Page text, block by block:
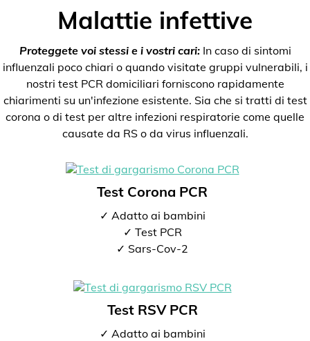
Malattie infettive
Proteggete voi stessi e i vostri cari:In caso di sintomi
influenzali poco chiari o quando visitate gruppi vulnerabili, i
nostri test PCR domiciliari forniscono rapidamente
chiarimenti su un'infezione esistente. Sia che si tratti di test
corona o di test per altre infezioni respiratorie come quelle
causate da RS o da virus influenzali.
Test Corona PCR
✓ Adatto ai bambini
✓ Test PCR
✓ Sars-Cov-2
Test RSV PCR
✓ Adatto ai bambini